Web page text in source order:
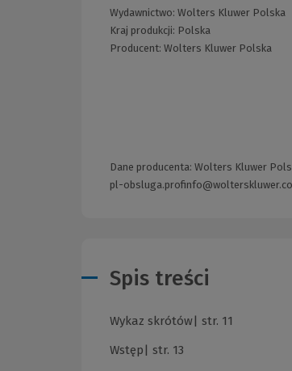
Wydawnictwo: Wolters Kluwer Polska
Kraj produkcji: Polska
Producent: Wolters Kluwer Polska
Dane producenta: Wolters Kluwer
pl-
Spis treści
Wykaz skrótów| str. 11
Wstęp| str. 13